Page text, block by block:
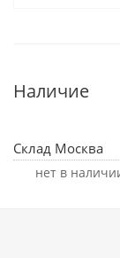
Наличие
Склад Москва
Нет в